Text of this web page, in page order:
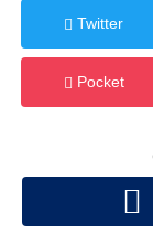
Twitter
Pocket